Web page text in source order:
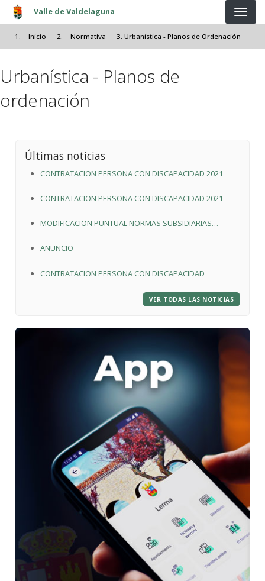
Pasar al contenido principal
Valle de Valdelaguna
Inicio Normativa Urbanística - Planos de Ordenación
Urbanística - Planos de
ordenación
Últimas noticias
CONTRATACION PERSONA CON DISCAPACIDAD 2021
CONTRATACION PERSONA CON DISCAPACIDAD 2021
MODIFICACION PUNTUAL NORMAS SUBSIDIARIAS
ANUNCIO
CONTRATACION PERSONA CON DISCAPACIDAD
VER TODAS LAS NOTICIAS